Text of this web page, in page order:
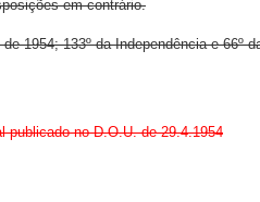
em contrário.
1954; 133º da Independência e 66º
publicado no D.O.U. de 29.4.1954